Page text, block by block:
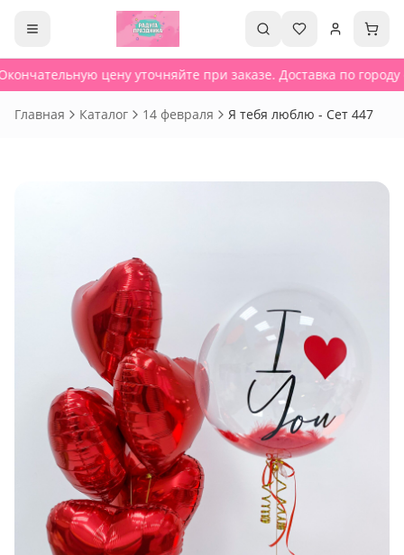
цену уточняйте при заказе. Доставка по городу
Главная Каталог 14 февраля Я тебя люблю - Сет 447